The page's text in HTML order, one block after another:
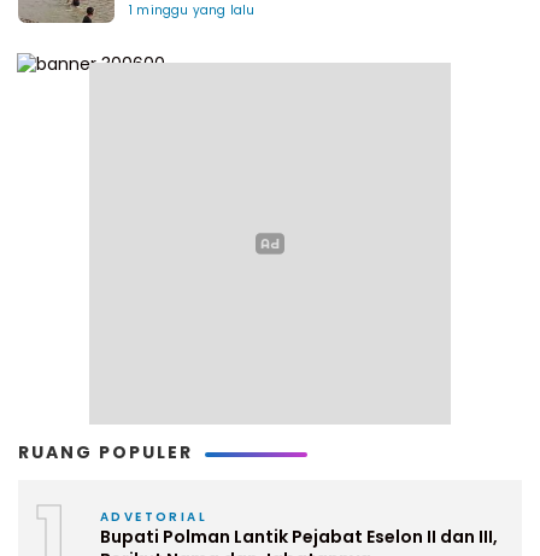
1 minggu yang lalu
RUANG POPULER
ADVETORIAL
Bupati Polman Lantik Pejabat Eselon II dan III,